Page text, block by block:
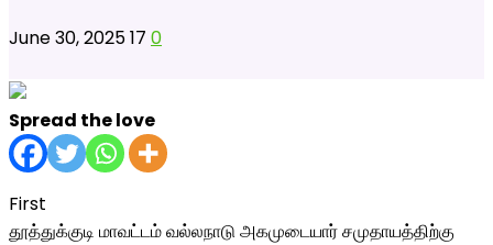
June 30, 202517 0
Spread the love
First
தூத்துக்குடி மாவட்டம் வல்லநாடு அகமுடையார் சமுதாயத்திற்கு